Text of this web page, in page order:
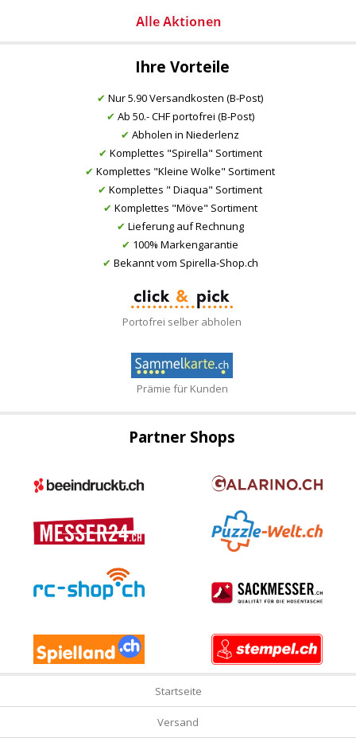
Ihre Vorteile
✔ Nur 5.90 Versandkosten (B-Post)
✔ Ab 50.- CHF portofrei (B-Post)
✔ Abholen in Niederlenz
✔ Komplettes "Spirella" Sortiment
✔ Komplettes "Kleine Wolke" Sortiment
✔ Komplettes " Diaqua" Sortiment
✔ Komplettes "Möve" Sortiment
✔ Lieferung auf Rechnung
✔ 100% Markengarantie
✔ Bekannt vom Spirella-Shop.ch
Portofrei selber abholen
Prämie für Kunden
Partner Shops
Startseite
Versand